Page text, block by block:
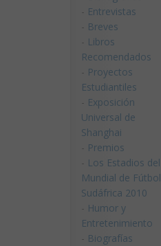
- Entrevistas
- Breves
- Libros
Recomendados
- Proyectos
Estudiantiles
- Exposición
Universal de
Shanghai
- Premios
- Los Estadios del
Mundial de Fútbol
Sudáfrica 2010
- Humor y
Entretenimiento
- Biografías